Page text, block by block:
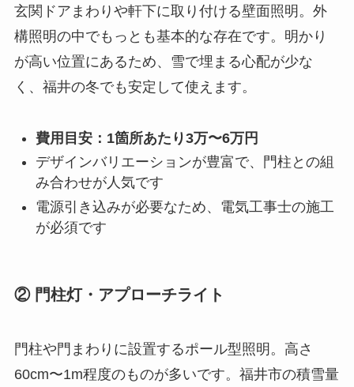
玄関ドアまわりや軒下に取り付ける壁面照明。外
構照明の中でもっとも基本的な存在です。明かり
が高い位置にあるため、雪で埋まる心配が少な
く、福井の冬でも安定して使えます。
費用目安：1箇所あたり3万〜6万円
デザインバリエーションが豊富で、門柱との組
み合わせが人気です
電源引き込みが必要なため、電気工事士の施工
が必須です
② 門柱灯・アプローチライト
門柱や門まわりに設置するポール型照明。高さ
60cm〜1m程度のものが多いです。福井市の積雪量